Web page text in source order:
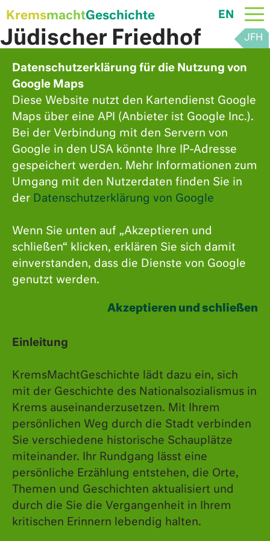
EN
KremsmachtGeschichte
to
Datenschutzerklärung für die Nutzung von
Google Maps
Diese Website nutzt den Kartendienst Google
Maps über eine API (Anbieter ist Google Inc.).
Bei der Verbindung mit den Servern von
Google in den USA könnte Ihre IP-Adresse
gespeichert werden. Mehr Informationen zum
Umgang mit den Nutzerdaten finden Sie in
der Datenschutzerklärung von Google
Wenn Sie unten auf „Akzeptieren und
schließen“ klicken, erklären Sie sich damit
einverstanden, dass die Dienste von Google
genutzt werden.
Akzeptieren und schließen
Einleitung
KremsMachtGeschichte lädt dazu ein, sich
mit der Geschichte des Nationalsozialismus in
Krems auseinanderzusetzen. Mit Ihrem
persönlichen Weg durch die Stadt verbinden
Sie verschiedene historische Schauplätze
miteinander. Ihr Rundgang lässt eine
persönliche Erzählung entstehen, die Orte,
Themen und Geschichten aktualisiert und
durch die Sie die Vergangenheit in Ihrem
kritischen Erinnern lebendig halten.
Jüdischer Friedhof
Wiener Straße 115
1880 als letzter in Krems errichteter jüdischer
Der erste mittelalterliche Friedhof lag in der
Gaswerkgasse, nahe des Steinertors. Er existierte
bis zur ersten Vertreibung der Jüd:innen 1420/21.
Der zweite jüdische Friedhof wurde Mitte des 19.
Jahrhunderts am Turnerberg angelegt. Auch
aufgrund massiver Schändungen in der
Zwischenkriegszeit wurde er 1936 aufgelassen
und die Gebeine der Toten auf den neuen